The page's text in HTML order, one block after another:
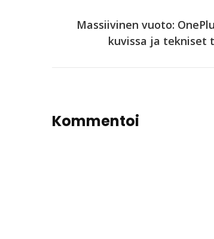
Massiivinen vuoto:
kuvissa ja tekniset
Kommentoi